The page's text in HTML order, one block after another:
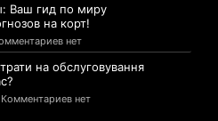
Ваш гид по миру
на корт!
нет
на обслуговування
Комментариев нет